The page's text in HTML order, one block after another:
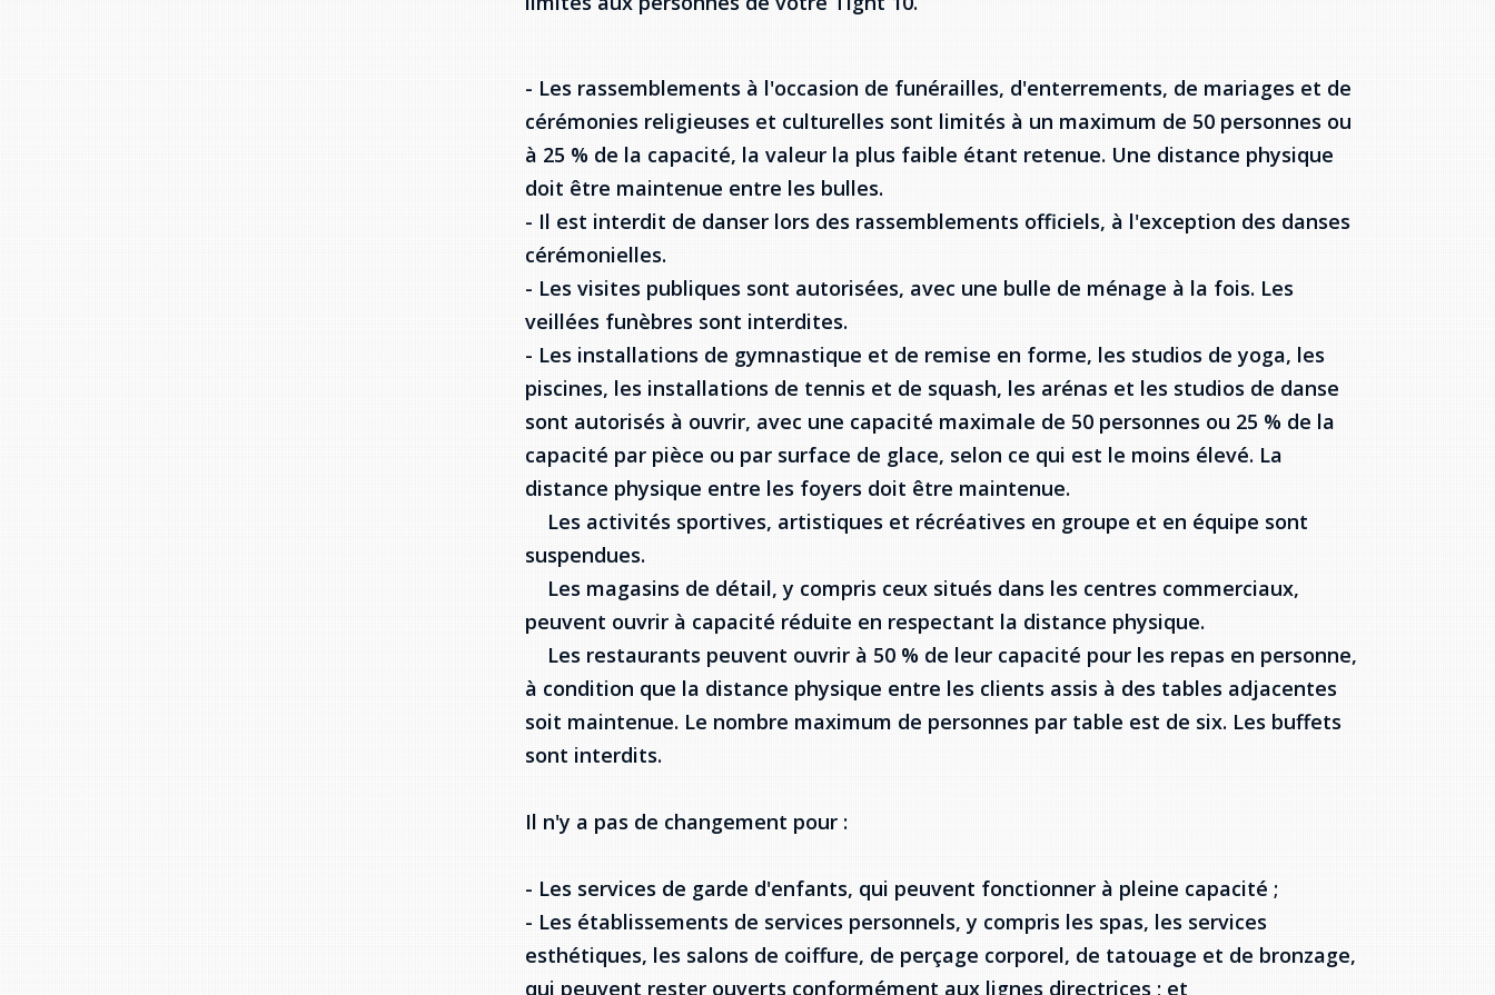
- Les rassemblements à l'occasion de funérailles, d'enterrements, de mariages et de
cérémonies religieuses et culturelles sont limités à un maximum de 50 personnes ou
à 25 % de la capacité, la valeur la plus faible étant retenue. Une distance physique
doit être maintenue entre les bulles.
- Il est interdit de danser lors des rassemblements officiels, à l'exception des danses
cérémonielles.
- Les visites publiques sont autorisées, avec une bulle de ménage à la fois. Les
veillées funèbres sont interdites.
- Les installations de gymnastique et de remise en forme, les studios de yoga, les
piscines, les installations de tennis et de squash, les arénas et les studios de danse
sont autorisés à ouvrir, avec une capacité maximale de 50 personnes ou 25 % de la
capacité par pièce ou par surface de glace, selon ce qui est le moins élevé. La
distance physique entre les foyers doit être maintenue.
Les activités sportives, artistiques et récréatives en groupe et en équipe sont
suspendues.
Les magasins de détail, y compris ceux situés dans les centres commerciaux,
peuvent ouvrir à capacité réduite en respectant la distance physique.
Les restaurants peuvent ouvrir à 50 % de leur capacité pour les repas en personne,
à condition que la distance physique entre les clients assis à des tables adjacentes
soit maintenue. Le nombre maximum de personnes par table est de six. Les buffets
sont interdits.
Il n'y a pas de changement pour :
- Les services de garde d'enfants, qui peuvent fonctionner à pleine capacité ;
- Les établissements de services personnels, y compris les spas, les services
esthétiques, les salons de coiffure, de perçage corporel, de tatouage et de bronzage,
qui peuvent rester ouverts conformément aux lignes directrices ; et